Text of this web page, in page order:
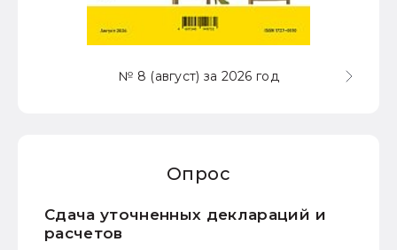
№ 8 (август) за 2026 год
Опрос
Сдача уточненных деклараций и
расчетов